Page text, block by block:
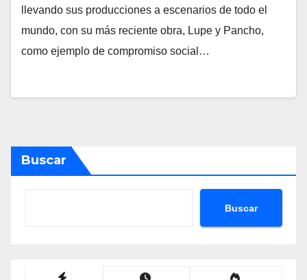
llevando sus producciones a escenarios de todo el
mundo, con su más reciente obra, Lupe y Pancho,
como ejemplo de compromiso social…
Buscar
Buscar